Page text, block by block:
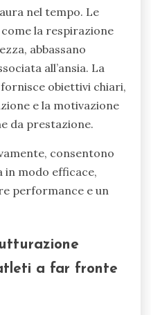
nel tempo. Le
la respirazione
abbassano
all’ansia. La
obiettivi chiari,
e la motivazione
da prestazione.
consentono
in modo efficace,
performance e un
a far fronte